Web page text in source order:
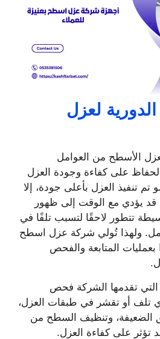
الدورية لعزل
لعزل الأسطح من العوامل
على كفاءة وجودة العزل
تنفيذ العزل بأعلى جودة، إلا
قد يؤدي مع الوقت إلى ظهور
تتطور لاحقًا لتسبب تلفًا في
ولهذا تُولي شركة عزل اسطح
بعمليات المتابعة والفحص
التي تقدمها الشركة فحص
تلف أو تقشر في طبقات العزل،
الضعيفة، وتنظيف السطح من
قد تؤثر على كفاءة العزل.